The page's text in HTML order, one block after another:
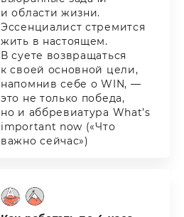
и области жизни.
Эссенциалист стремится
жить в настоящем.
В суете возвращаться
к своей основной цели,
напомнив себе о WIN, —
это не только победа,
но и аббревиатура What’s
important now («Что
важно сейчас»)